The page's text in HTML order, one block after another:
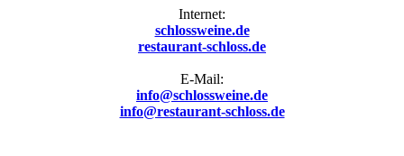
Internet:
schlossweine.de
restaurant-schloss.de
E-Mail:
info@schlossweine.de
info@restaurant-schloss.de